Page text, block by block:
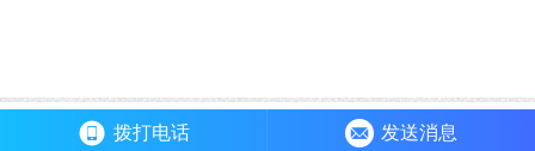
拨打电话 发送消息